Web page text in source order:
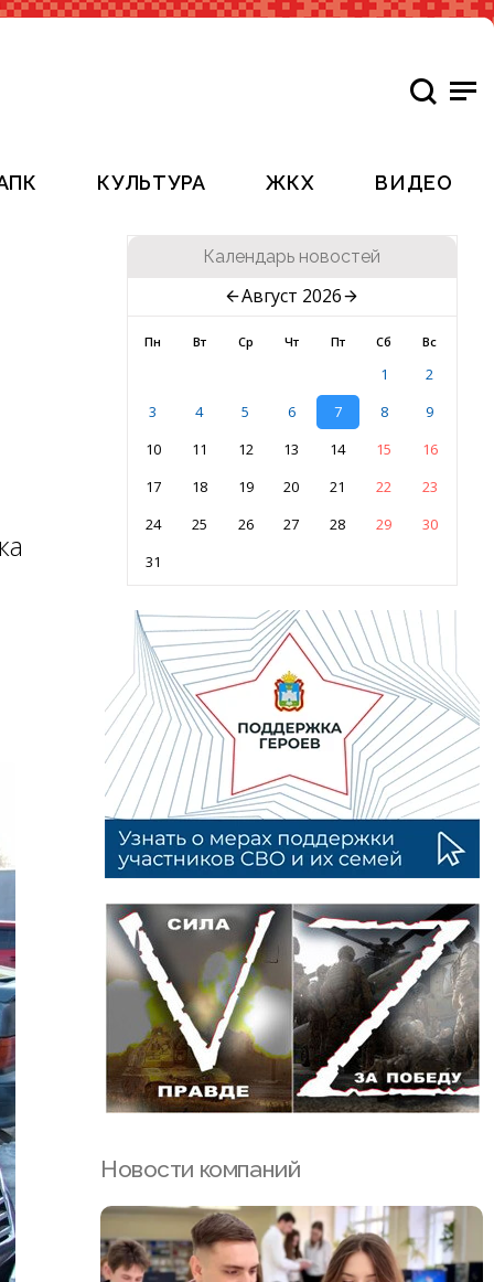
КУЛЬТУРА ЖКХ ВИДЕО
Календарь новостей
Август 2026
Пн Вт Ср Чт Пт Сб Вс
1
2
3
4 5 6 7 8
9
10
11 12 13 14 15
16
17
18 19 20 21 22
23
24
25 26 27 28 29
30
31
Новости компаний